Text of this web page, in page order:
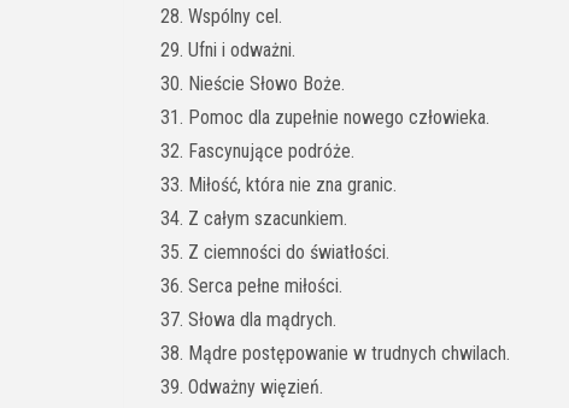
28. Wspólny cel.
29. Ufni i odważni.
30. Nieście Słowo Boże.
31. Pomoc dla zupełnie nowego człowieka.
32. Fascynujące podróże.
33. Miłość, która nie zna granic.
34. Z całym szacunkiem.
35. Z ciemności do światłości.
36. Serca pełne miłości.
37. Słowa dla mądrych.
38. Mądre postępowanie w trudnych chwilach.
39. Odważny więzień.